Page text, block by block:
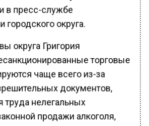
в пресс-службе
городского округа.
округа Григория
торговые
чаще всего из-за
документов,
труда нелегальных
продажи алкоголя,